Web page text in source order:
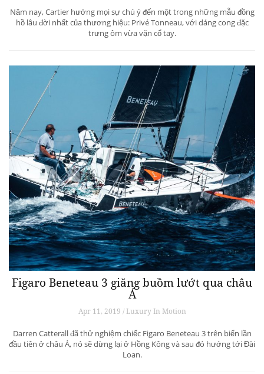
Năm nay, Cartier hướng mọi sự chú ý đến một trong những mẫu đồng
hồ lâu đời nhất của thương hiệu: Privé Tonneau, với dáng cong đặc
trưng ôm vừa vặn cổ tay.
Figaro Beneteau 3 giăng buồm lướt qua châu
Á
Apr 11, 2019 / Luxury In Motion
Darren Catterall đã thử nghiệm chiếc Figaro Beneteau 3 trên biển lần
đầu tiên ở châu Á, nó sẽ dừng lại ở Hồng Kông và sau đó hướng tới Đài
Loan.